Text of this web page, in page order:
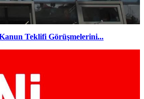
Teklifi Görüşmelerini...